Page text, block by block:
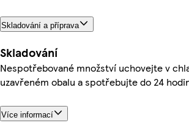
Skladování a příprava
Skladování
Nespotřebované množství uchovejte v
uzavřeném obalu a spotřebujte do 24
Více informací